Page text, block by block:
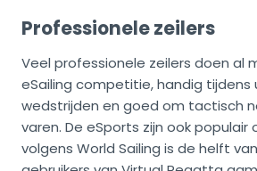
Professionele zeilers
Veel professionele zeilers doen al
eSailing competitie, handig tijdens
wedstrijden en goed om tactisch
varen. De eSports zijn ook populair
volgens World Sailing is de helft